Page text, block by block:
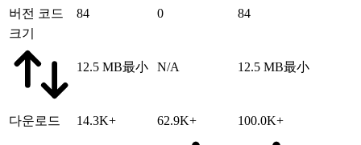
버전 코드 84 0
84
크기
12.5 MB最小 N/A 12.5 MB最小
다운로드 14.3K+ 62.9K+ 100.0K+